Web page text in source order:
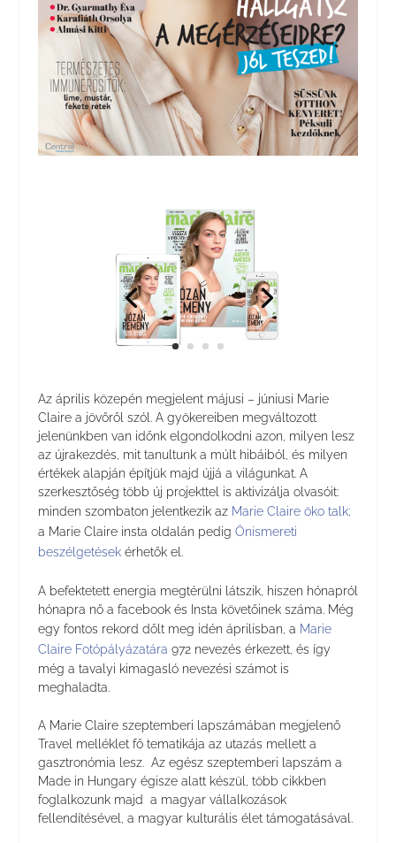
Az április közepén megjelent májusi – júniusi Marie
Claire a jövőről szól. A gyökereiben megváltozott
jelenünkben van időnk elgondolkodni azon, milyen lesz
az újrakezdés, mit tanultunk a múlt hibáiból, és milyen
értékek alapján építjük majd újjá a világunkat. A
szerkesztőség több új projekttel is aktivizálja olvasóit:
minden szombaton jelentkezik az Marie Claire öko talk;
a Marie Claire insta oldalán pedig Önismereti
beszélgetésekérhetők el.
A befektetett energia megtérülni látszik, hiszen hónapról
hónapra nő a facebook és Insta követőinek száma. Még
egy fontos rekord dőlt meg idén áprilisban, a Marie
Claire Fotópályázatára 972 nevezés érkezett, és így
még a tavalyi kimagasló nevezési számot is
meghaladta.
A Marie Claire szeptemberi lapszámában megjelenő
Travel melléklet fő tematikája az utazás mellett a
gasztronómia lesz. Az egész szeptemberi lapszám a
Made in Hungary égisze alatt készül, több cikkben
foglalkozunk majd a magyar vállalkozások
fellendítésével, a magyar kulturális élet támogatásával.